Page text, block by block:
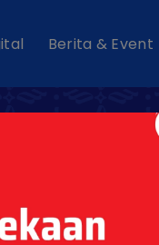
Berita & Event